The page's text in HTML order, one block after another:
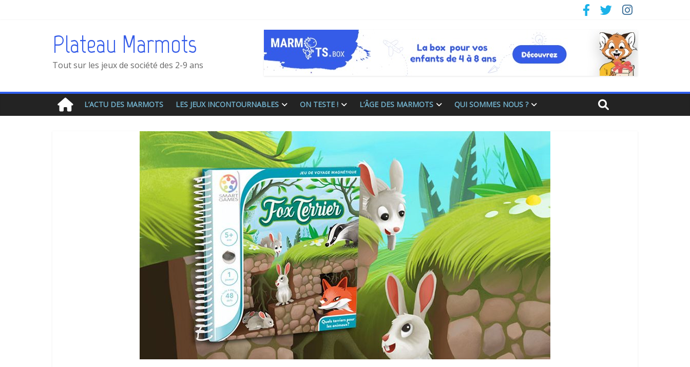
Plateau Marmots
Tout sur les jeux de société des 2-9 ans
L’ACTU DES MARMOTS LES JEUX INCONTOURNABLES ON TESTE ! L’ÂGE DES MARMOTS QUI SOMMES NOUS ?